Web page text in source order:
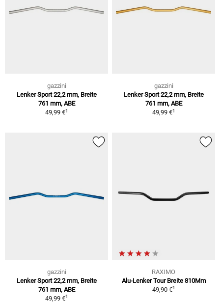
gazzini
Lenker Sport 22,2 mm, Breite
761 mm, ABE
49,99 €1
gazzini
Lenker Sport 22,2 mm, Breite
761 mm, ABE
49,99 €1
gazzini
Lenker Sport 22,2 mm, Breite
761 mm, ABE
49,99 €1
RAXIMO
Alu-Lenker Tour Breite 810Mm
49,90 €1